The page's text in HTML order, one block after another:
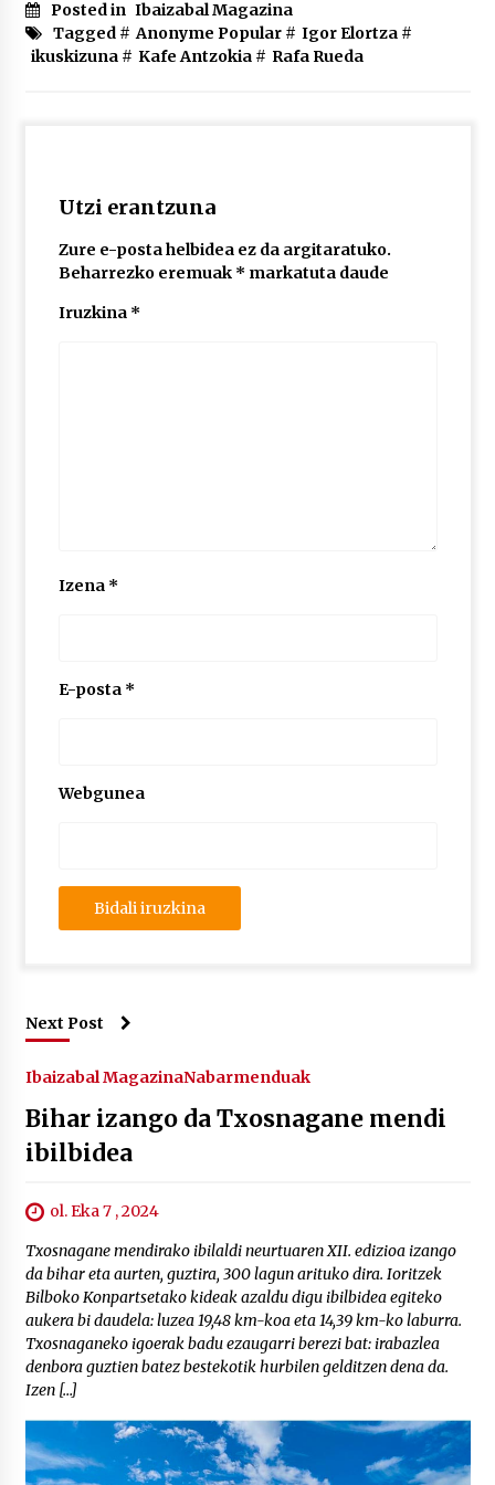
2026/07/03
MUSIBLA #297: Bide, Boards Of Canada, Somak,
Posted in Ibaizabal Magazina
Tagged # Anonyme Popular# Igor Elortza#
ikuskizuna# Kafe Antzokia# Rafa Rueda
Utzi erantzuna
Zure e-posta helbidea ez da argitaratuko.
Beharrezko eremuak * markatuta daude
Iruzkina *
Izena *
E-posta *
Webgunea
Next Post
Ibaizabal MagazinaNabarmenduak
Bihar izango da Txosnagane mendi
ibilbidea
ol. Eka 7 , 2024
Txosnagane mendirako ibilaldi neurtuaren XII. edizioa izango
da bihar eta aurten, guztira, 300 lagun arituko dira. Ioritzek
Bilboko Konpartsetako kideak azaldu digu ibilbidea egiteko
aukera bi daudela: luzea 19,48 km-koa eta 14,39 km-ko laburra.
Txosnaganeko igoerak badu ezaugarri berezi bat: irabazlea
denbora guztien batez bestekotik hurbilen gelditzen dena da.
Izen […]